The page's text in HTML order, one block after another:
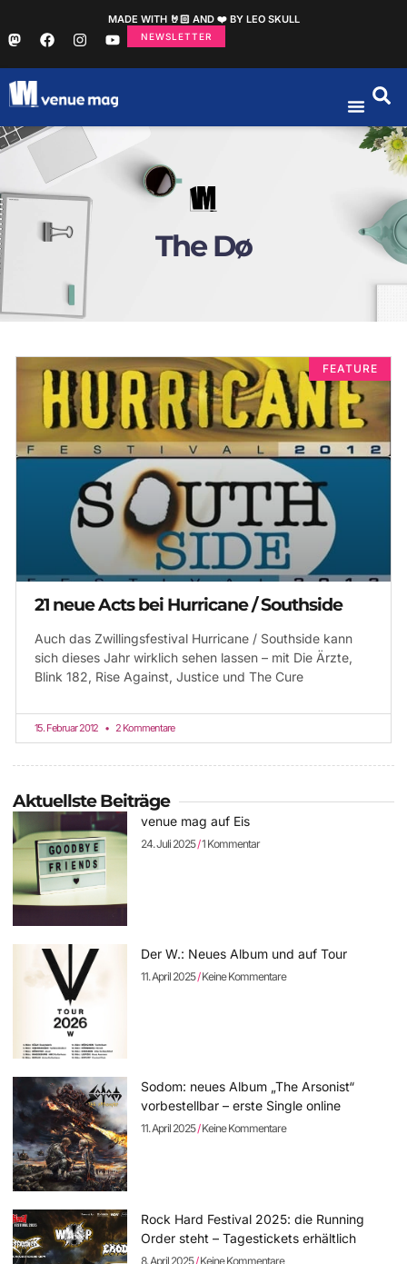
MADE WITH 🤘🏻 AND ❤️ BY LEO SKULL
NEWSLETTER
The Dø
FEATURE
21 neue Acts bei Hurricane / Southside
Auch das Zwillingsfestival Hurricane / Southside kann
sich dieses Jahr wirklich sehen lassen – mit Die Ärzte,
Blink 182, Rise Against, Justice und The Cure
15. Februar 2012 2 Kommentare
Aktuellste Beiträge
venue mag auf Eis
24. Juli 2025 1 Kommentar
Der W.: Neues Album und auf Tour
11. April 2025 Keine Kommentare
Sodom: neues Album „The Arsonist“
vorbestellbar – erste Single online
11. April 2025 Keine Kommentare
Rock Hard Festival 2025: die Running
Order steht – Tagestickets erhältlich
8. April 2025 Keine Kommentare